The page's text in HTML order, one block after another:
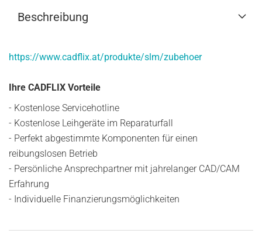
Beschreibung
https://www.cadflix.at/produkte/slm/zubehoer
Ihre CADFLIX Vorteile
- Kostenlose Servicehotline
- Kostenlose Leihgeräte im Reparaturfall
- Perfekt abgestimmte Komponenten für einen
reibungslosen Betrieb
- Persönliche Ansprechpartner mit jahrelanger CAD/CAM
Erfahrung
- Individuelle Finanzierungsmöglichkeiten